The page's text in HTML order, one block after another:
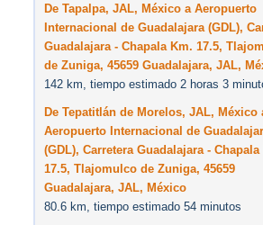
De Tapalpa, JAL, México a Aeropuerto
Internacional de Guadalajara (GDL),
Guadalajara - Chapala Km. 17.5,
de Zuniga, 45659 Guadalajara, JAL,
142 km, tiempo estimado 2 horas 3
De Tepatitlán de Morelos, JAL, México
Aeropuerto Internacional de
(GDL), Carretera Guadalajara - Chapala
17.5, Tlajomulco de Zuniga, 45659
Guadalajara, JAL, México
80.6 km, tiempo estimado 54 minutos